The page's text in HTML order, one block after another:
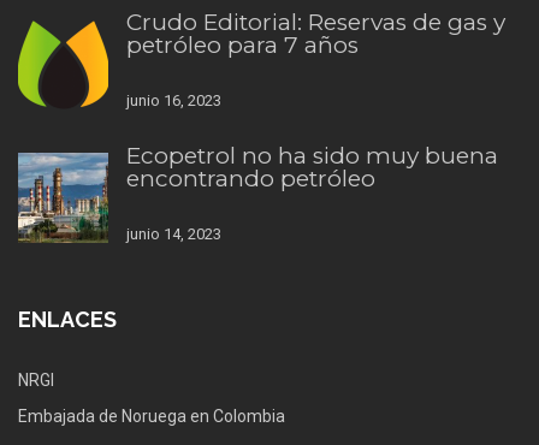
Crudo Editorial: Reservas de gas y
petróleo para 7 años
junio 16, 2023
Ecopetrol no ha sido muy buena
encontrando petróleo
junio 14, 2023
ENLACES
NRGI
Embajada de Noruega en Colombia